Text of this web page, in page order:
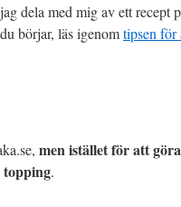
dela med mig av ett recept
börjar, läs igenomtipsen för
men istället för att göra
topping.